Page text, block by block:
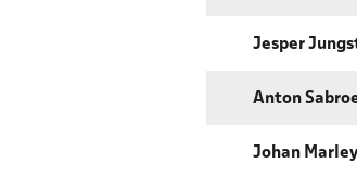
Jesper
Anton
Johan